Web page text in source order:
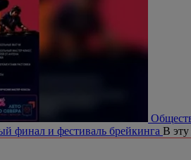
финал и фестиваль брейкинга В эту